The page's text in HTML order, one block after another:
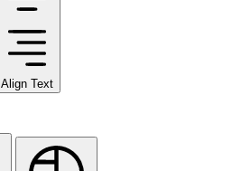
Align Text